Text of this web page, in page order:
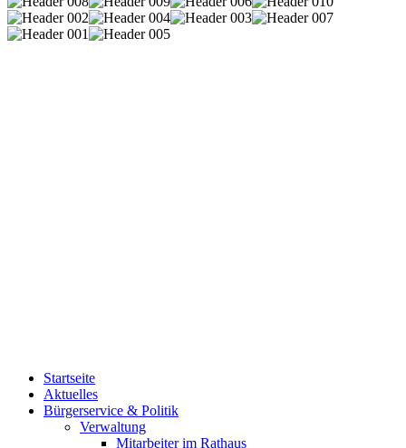
Startseite
Aktuelles
Bürgerservice & Politik
Verwaltung
Mitarbeiter im Rathaus